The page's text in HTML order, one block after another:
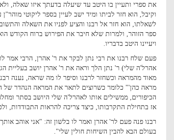
את ספרי ותעיין בו היטב עד שיעלה בדעתך איזו שאלה,
וקיבל, הוא חזר לביתו ומיד ישב לעיין בספר ליקוטי
לשאלתו, הוא חזר אל רבנו והציע לפניו את השאלה
ספר הזוהר, ולמרות שלא חיבר את הפירוש ברוח הקודש
ויעיינו היטב בדבריו.
פעם שלח רבנו את רבי נתן לבקר את ר' אהרן, הרבי אמר
אהרל'ה שלי) ר' נתן הלך וראה את ר' אהרן יושב בעליית
מאוד מהמראה וכשחזר לרבנו וסיפר לו מה שראה, נענה
מראה כהן'" כלומר כשרוצים לתאר את המראה הנהדר של
הכיפורים, ממשילים אותו לאהרל'ה שלי היושב בסתר
אז בתחילת התקרבותו, כיצד צריכה להראות התבודדות,
רבנו פנה פעם לר' אהרן ואמר לו בלשון זה: "אני אוהב
בעולם הבא להבין השיחות חולין שלי".